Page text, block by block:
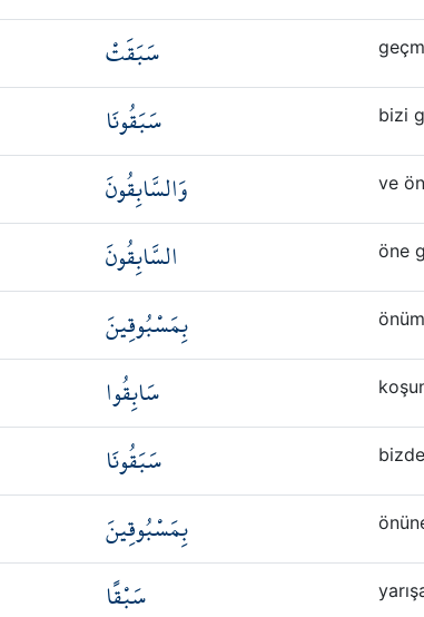
سَبَقَتْ
سَبَقُونَا bizi
وَالسَّابِقُونَ ve
السَّابِقُونَ öne
بِمَسْبُوقِينَ
سَابِقُوا
سَبَقُونَا
بِمَسْبُوقِينَ
سَبْقًا